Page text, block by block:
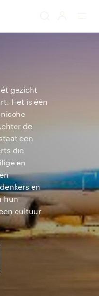
mijn carrière
over randstad
gezicht
Het is één
de
een
die
en
en
hun
cultuur